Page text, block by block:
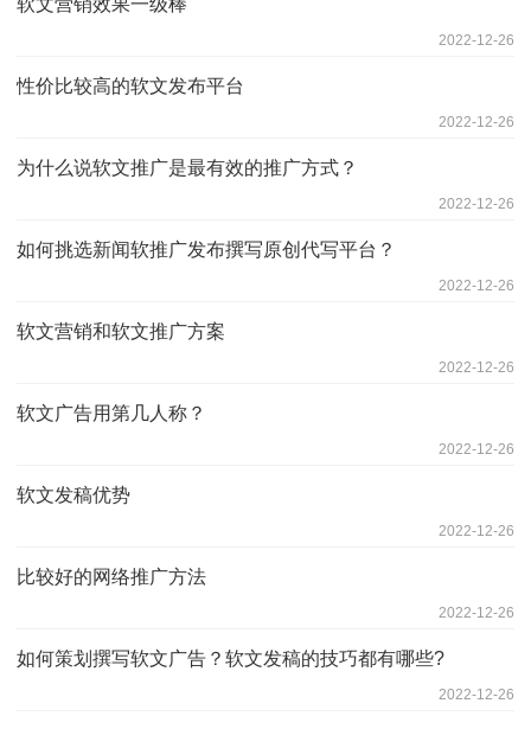
软文营销效果一级棒
2022-12-26
性价比较高的软文发布平台
2022-12-26
为什么说软文推广是最有效的推广方式？
2022-12-26
如何挑选新闻软推广发布撰写原创代写平台？
2022-12-26
软文营销和软文推广方案
2022-12-26
软文广告用第几人称？
2022-12-26
软文发稿优势
2022-12-26
比较好的网络推广方法
2022-12-26
如何策划撰写软文广告？软文发稿的技巧都有哪些?
2022-12-26